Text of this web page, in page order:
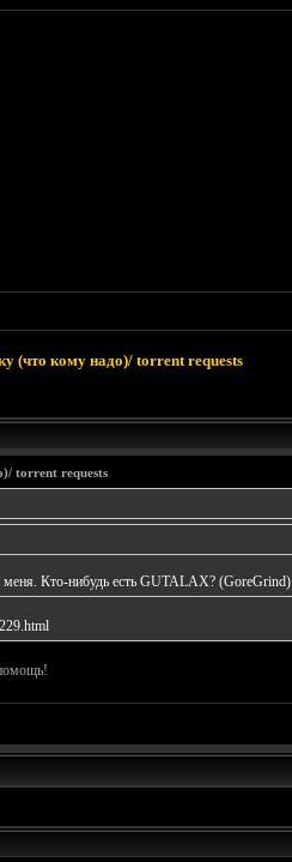
(что кому надо)/ torrent requests
torrent requests
меня. Кто-нибудь есть GUTALAX? (GoreGrind)